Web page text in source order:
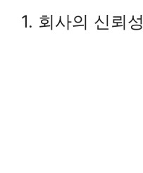
1. 회사의 신뢰성